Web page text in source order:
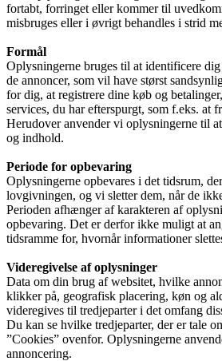
fortabt, forringet eller kommer til
misbruges eller i øvrigt behandles i strid
Formål
Oplysningerne bruges til at identificere
de annoncer, som vil have størst
for dig, at registrere dine køb og
services, du har efterspurgt, som f.eks. at
Herudover anvender vi oplysningerne til
og indhold.
Periode for opbevaring
Oplysningerne opbevares i det tidsrum,
lovgivningen, og vi sletter dem, når de
Perioden afhænger af karakteren af
opbevaring. Det er derfor ikke muligt at
tidsramme for, hvornår informationer
Videregivelse af oplysninger
Data om din brug af websitet, hvilke
klikker på, geografisk placering, køn og
videregives til tredjeparter i det omfang
Du kan se hvilke tredjeparter, der er tale
”Cookies” ovenfor. Oplysningerne
annoncering.